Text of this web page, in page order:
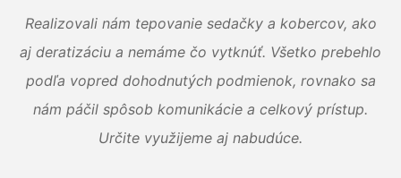
Realizovali nám tepovanie sedačky a kobercov, ako
aj deratizáciu a nemáme čo vytknúť. Všetko prebehlo
podľa vopred dohodnutých podmienok, rovnako sa
nám páčil spôsob komunikácie a celkový prístup.
Určite využijeme aj nabudúce.